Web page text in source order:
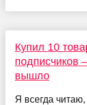
Купил 10
подписчиков
вышло
Я всегда